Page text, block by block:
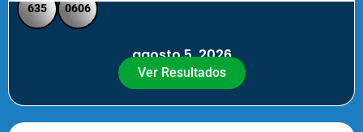
635 0606
agosto 5, 2026
Ver Resultados